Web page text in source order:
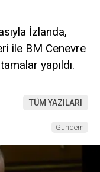
İzlanda,
ile BM Cenevre
yapıldı.
TÜM YAZILARI
Gündem